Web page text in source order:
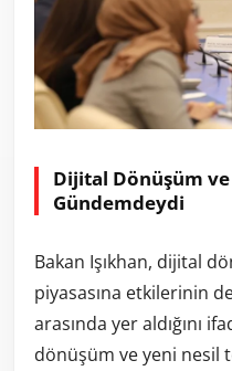
Dijital Dönüşüm
Gündemdeydi
Bakan Işıkhan, dijital
piyasasına etkilerinin
arasında yer aldığını
dönüşüm ve yeni nesil